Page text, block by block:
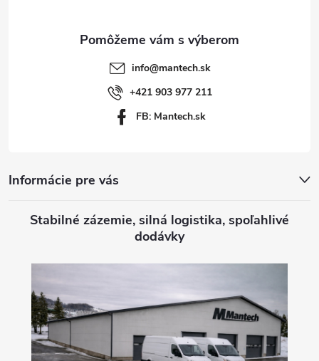
info@mantech.sk
+421 903 977 211
FB: Mantech.sk
Informácie pre vás
Stabilné zázemie, silná logistika, spoľahlivé
dodávky